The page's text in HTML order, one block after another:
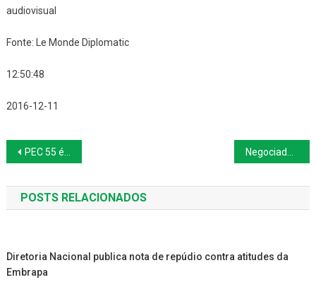
audiovisual
Fonte: Le Monde Diplomatic
12:50:48
2016-12-11
Navegação
de
Post
PEC 55 é “erro histórico” que provocará “retrocesso social”, diz ONU
POSTS RELACIONADOS
Diretoria Nacional publica nota de repúdio contra atitudes da
Embrapa